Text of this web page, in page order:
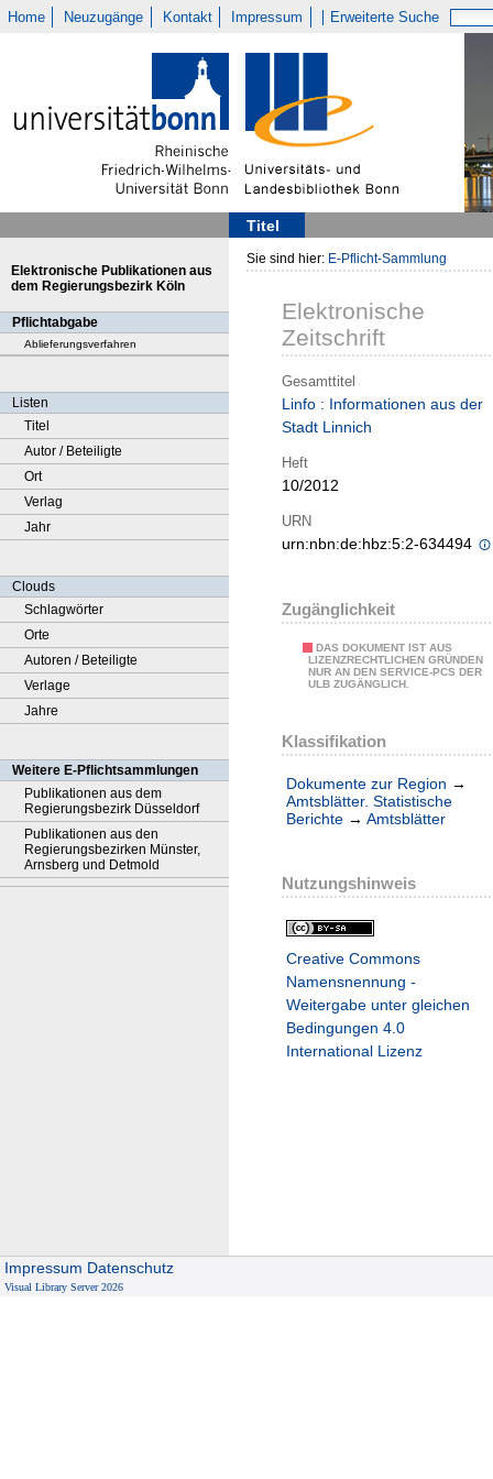
Home Neuzugänge Kontakt Impressum Erweiterte Suche
Titel
Elektronische Publikationen aus
dem Regierungsbezirk Köln
Pflichtabgabe
Ablieferungsverfahren
Listen
Titel
Autor / Beteiligte
Ort
Verlag
Jahr
Clouds
Schlagwörter
Orte
Autoren / Beteiligte
Verlage
Jahre
Weitere E-Pflichtsammlungen
Publikationen aus dem
Regierungsbezirk Düsseldorf
Publikationen aus den
Regierungsbezirken Münster,
Arnsberg und Detmold
Sie sind hier: E-Pflicht-Sammlung
Elektronische
Zeitschrift
Gesamttitel
Linfo : Informationen aus der
Stadt Linnich
Heft
10/2012
URN
urn:nbn:de:hbz:5:2-634494
Zugänglichkeit
DAS DOKUMENT IST AUS
LIZENZRECHTLICHEN GRÜNDEN
NUR AN DEN SERVICE-PCS DER
ULB ZUGÄNGLICH.
Klassifikation
Dokumente zur Region →
Amtsblätter. Statistische
Berichte → Amtsblätter
Nutzungshinweis
Creative Commons
Namensnennung -
Weitergabe unter gleichen
Bedingungen 4.0
International Lizenz
Impressum Datenschutz
Visual Library Server 2026